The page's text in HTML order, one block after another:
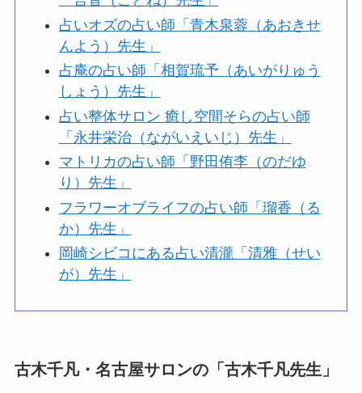
占いオズの占い師「青木泉蓉（あおきせ
んよう）先生」
占庵の占い師「相賀琉予（あいがりゅう
しょう）先生」
占い整体サロン 癒し空間そらの占い師
「永井栄治（ながいえいじ）先生」
マトリカの占い師「野田侑李（のだゆ
り）先生」
フラワーオブライフの占い師「瑠香（る
か）先生」
岡崎シビコにある占い清瀧「清雅（せい
が）先生」
古木千凡・名古屋サロンの「古木千凡先生」